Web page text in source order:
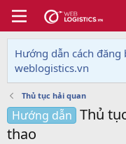
Hướng dẫn cách
weblogistics.vn
Thủ tục hải quan
Hướng dẫn Thủ
thao